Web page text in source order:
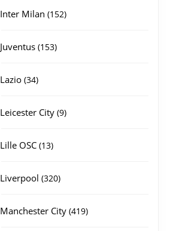
Inter Milan 152152
Juventus 153153
Lazio 3434
Leicester City 99
Lille OSC 1313
Liverpool 320320
Manchester City 419419